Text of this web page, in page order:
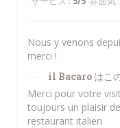
Nous y venons
merci !
il Bacaro はこ
Merci pour votre
toujours un plaisir
restaurant italien